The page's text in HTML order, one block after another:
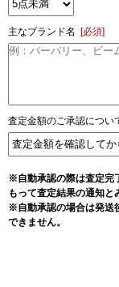
主なブランド名 [必須]
査定金額のご承認につい
※自動承認の際は査定完
もって査定結果の通知と
※自動承認の場合は発送
できません。